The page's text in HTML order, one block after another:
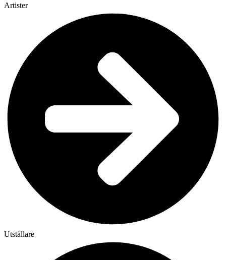
Artister
Utställare